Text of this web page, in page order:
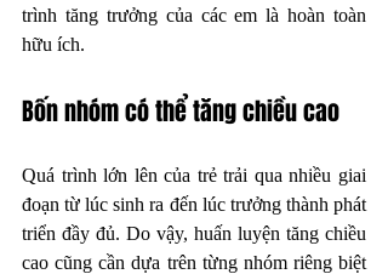
trình tăng trưởng của các em là hoàn toàn
hữu ích.
Bốn nhóm có thể tăng chiều cao
Quá trình lớn lên của trẻ trải qua nhiều giai
đoạn từ lúc sinh ra đến lúc trưởng thành phát
triển đầy đủ. Do vậy, huấn luyện tăng chiều
cao cũng cần dựa trên từng nhóm riêng biệt